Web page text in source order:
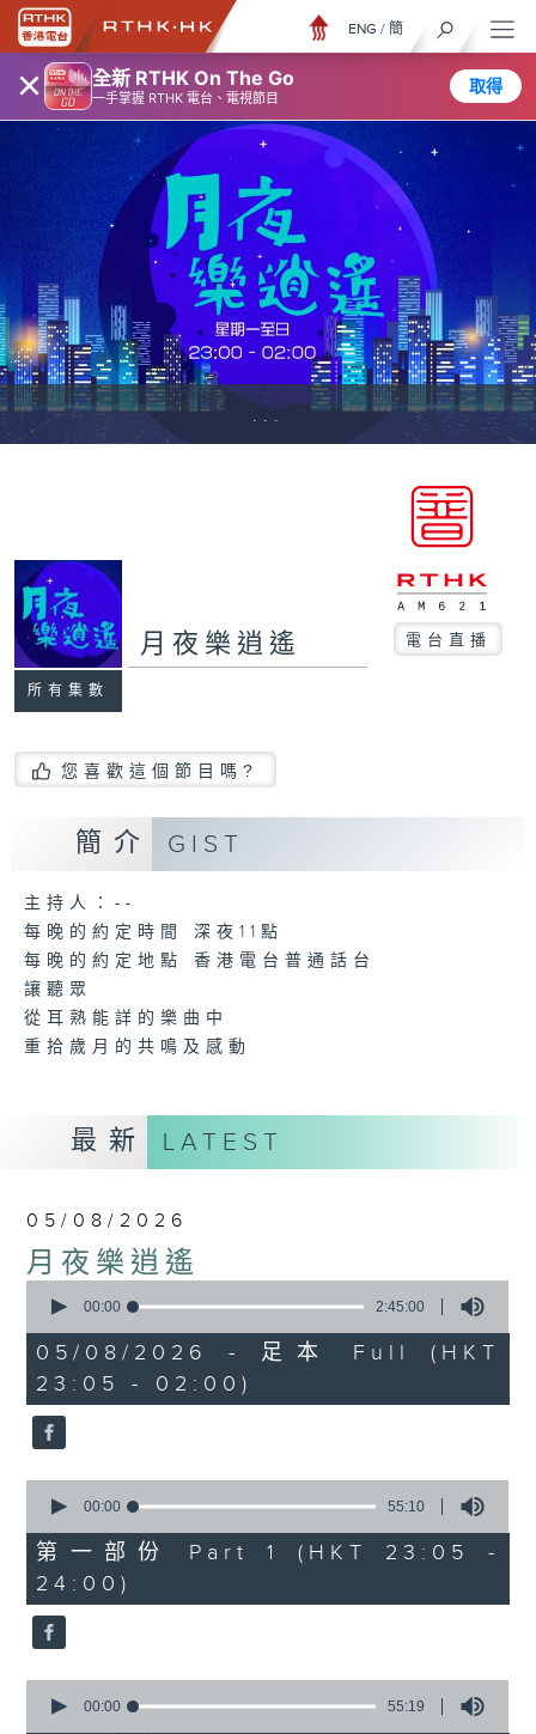
× 全新 RTHK On The Go
一手掌握 RTHK 電台、電視節目
取得
ENG / 簡
...
所有集數
月夜樂逍遙 電台直播
您喜歡這個節目嗎?
簡介 GIST
主持人：--
每晚的約定時間 深夜11點
每晚的約定地點 香港電台普通話台
讓聽眾
從耳熟能詳的樂曲中
重拾歲月的共鳴及感動
最新 LATEST
05/08/2026
月夜樂逍遙
seconds
2
hours,
45
minutes,
0
seconds
00:00 2:45:00
05/08/2026 - 足本 Full (HKT
23:05 - 02:00)
seconds
55
minutes,
10
seconds
00:00 55:10
第一部份 Part 1 (HKT 23:05 -
24:00)
seconds
00:00 55:19